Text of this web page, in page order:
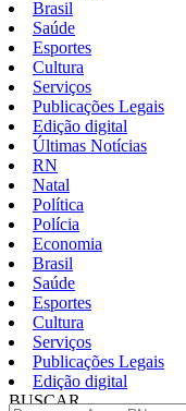
Brasil
Saúde
Esportes
Cultura
Serviços
Publicações Legais
Edição digital
Últimas Notícias
RN
Natal
Política
Polícia
Economia
Brasil
Saúde
Esportes
Cultura
Serviços
Publicações Legais
Edição digital
BUSCAR